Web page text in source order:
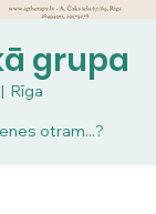
grupa
Rīga
otram...?